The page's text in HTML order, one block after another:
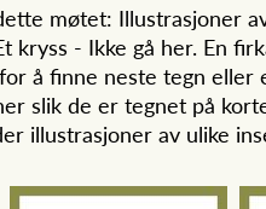
møtet: Illustrasjoner
kryss - Ikke gå her. En
å finne neste tegn eller
slik de er tegnet på
illustrasjoner av ulike